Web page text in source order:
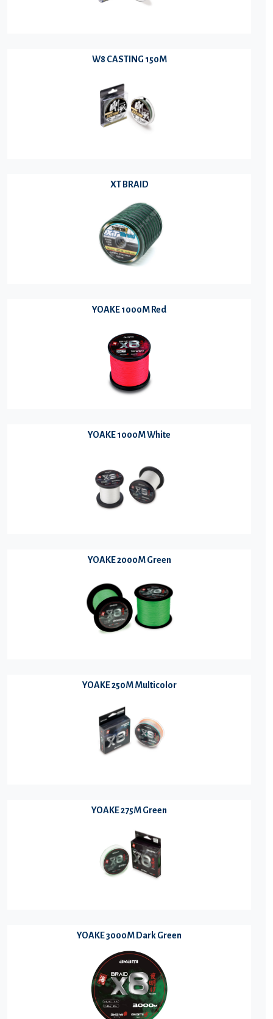
W8 CASTING 150M
XT BRAID
YOAKE 1000M Red
YOAKE 1000M White
YOAKE 2000M Green
YOAKE 250M Multicolor
YOAKE 275M Green
YOAKE 3000M Dark Green